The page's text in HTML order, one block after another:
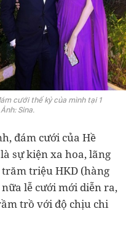
cưới thế kỷ của mình tại 1
Sina.
đám cưới của Hề
sự kiện xa hoa, lãng
triệu HKD (hàng
lễ cưới mới diễn ra,
trồ với độ chịu chi